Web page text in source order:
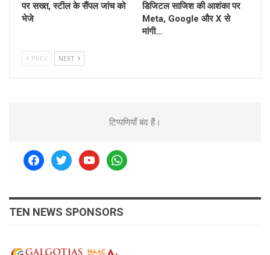
पर सख्त, स्टील के सैंपल जांच को
भेजे
डिजिटल साजिश की आशंका पर
Meta, Google और X से
मांगी…
PREV NEXT
टिप्पणियाँ बंद हैं।
facebooktwitteryoutubewhatsapp
TEN NEWS SPONSORS